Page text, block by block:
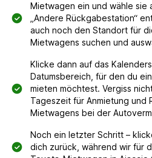
Mietwagen ein und wähle sie
„Andere Rückgabestation“
auch noch den Standort für
Mietwagens suchen und
Klicke dann auf das
Datumsbereich, für den du
mieten möchtest. Vergiss
Tageszeit für Anmietung und
Mietwagens bei der
Noch ein letzter Schritt –
dich zurück, während wir für